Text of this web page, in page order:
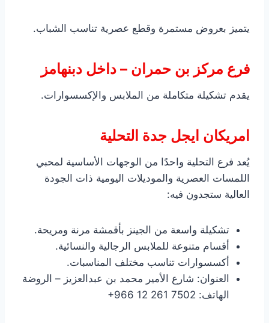
يتميز بعروض مستمرة وقطع عصرية تناسب الشباب.
فرع مركز بن حمران – داخل دبنهامز
يقدم تشكيلة متكاملة من الملابس والإكسسوارات.
امريكان ايجل جدة التحلية
يُعد فرع التحلية واحدًا من الوجهات الأساسية لمحبي
اللمسات العصرية والموديلات اليومية ذات الجودة
العالية ستجدون فيه:
تشكيلة واسعة من الجينز بأقمشة مرنة ومريحة.
أقسام متنوعة للملابس الرجالية والنسائية.
أكسسوارات تناسب مختلف المناسبات.
العنوان: شارع الأمير محمد بن عبدالعزيز – الروضة
الهاتف: ‎+966 12 261 7502